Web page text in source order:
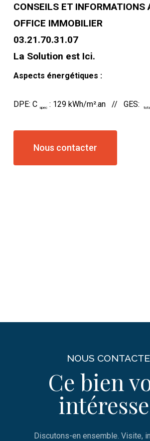
CONSEILS ET INFORMATIONS
OFFICE IMMOBILIER
03.21.70.31.07
La Solution est Ici.
Aspects énergétiques :
DPE: C spec : 129 kWh/m².an // GES:
Nous contacter
NOUS
Ce bien
Discutons-en ensemble. Visite,